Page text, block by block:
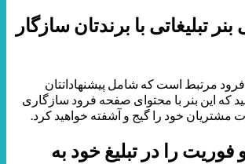
بنر تبلیغاتی با برندتان سازگار
مرتبط است که شامل پیشنهاداتتان
که این بنر با محتوای صفحه‌ فرود سازگاری
مشتریان خود را گیج و آشفته خواهید کرد.
فوریت را در تبلیغ خود به